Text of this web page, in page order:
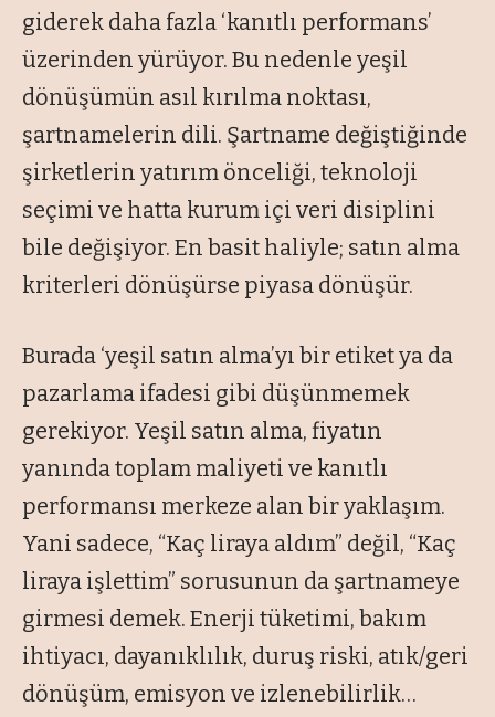
giderek daha fazla ‘kanıtlı performans’
üzerinden yürüyor. Bu nedenle yeşil
dönüşümün asıl kırılma noktası,
şartnamelerin dili. Şartname değiştiğinde
şirketlerin yatırım önceliği, teknoloji
seçimi ve hatta kurum içi veri disiplini
bile değişiyor. En basit haliyle; satın alma
kriterleri dönüşürse piyasa dönüşür.
Burada ‘yeşil satın alma’yı bir etiket ya da
pazarlama ifadesi gibi düşünmemek
gerekiyor. Yeşil satın alma, fiyatın
yanında toplam maliyeti ve kanıtlı
performansı merkeze alan bir yaklaşım.
Yani sadece, “Kaç liraya aldım” değil, “Kaç
liraya işlettim” sorusunun da şartnameye
girmesi demek. Enerji tüketimi, bakım
ihtiyacı, dayanıklılık, duruş riski, atık/geri
dönüşüm, emisyon ve izlenebilirlik…